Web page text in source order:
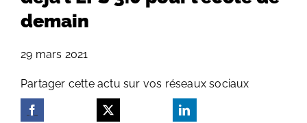
Adhérer & faire un don
Search
demain
29 mars 2021
Partager cette actu sur vos réseaux sociaux